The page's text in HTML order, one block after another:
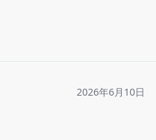
2026年6月10日